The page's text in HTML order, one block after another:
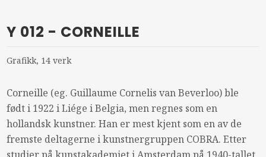
Y 012 - CORNEILLE
Grafikk, 14 verk
Corneille (eg. Guillaume Cornelis van Beverloo) ble
født i 1922 i Liége i Belgia, men regnes som en
hollandsk kunstner. Han er mest kjent som en av de
fremste deltagerne i kunstnergruppen COBRA. Etter